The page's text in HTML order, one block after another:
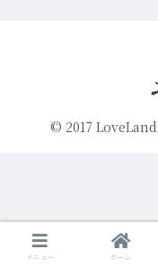
© 2017
メニュー ホーム